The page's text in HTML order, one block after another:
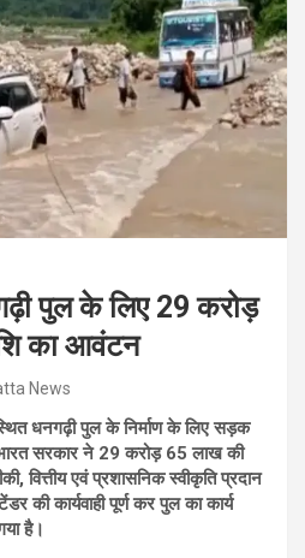
पुल के लिए 29 करोड़
का आवंटन
News
धनगढ़ी पुल के निर्माण के लिए सड़क
सरकार ने 29 करोड़ 65 लाख की
वित्तीय एवं प्रशासनिक स्वीकृति प्रदान
की कार्यवाही पूर्ण कर पुल का कार्य
है।